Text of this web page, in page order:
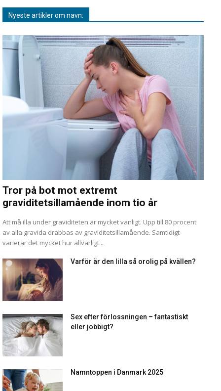
Nyeste artikler om navn:
Tror på bot mot extremt
graviditetsillamående inom tio år
Att må illa under graviditeten är mycket vanligt. Upp till 80 procent
av alla gravida drabbas av graviditetsillamående. Samtidigt
varierar det mycket hur allvarligt...
Varför är den lilla så orolig på kvällen?
Sex efter förlossningen – fantastiskt
eller jobbigt?
Namntoppen i Danmark 2025